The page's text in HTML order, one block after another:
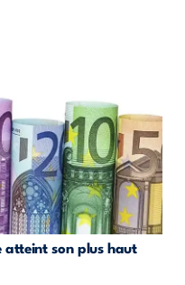
atteint son plus haut